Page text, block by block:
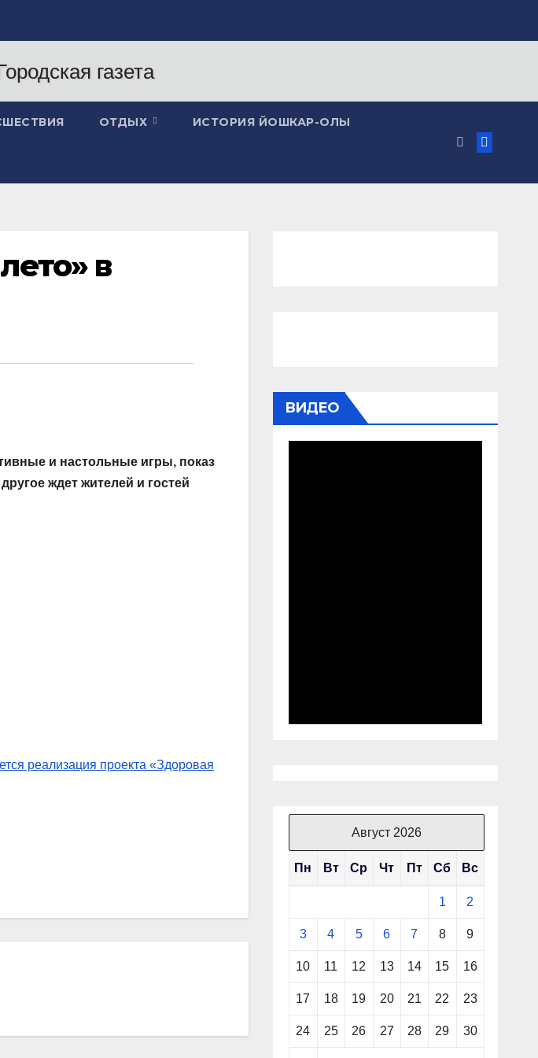
ОТДЫХ ИСТОРИЯ ЙОШКАР-ОЛЫ
в
и настольные игры, показ
ждет жителей и гостей
реализация проекта «Здоровая
ВИДЕО
Август 2026
Пн Вт Ср Чт Пт Сб Вс
1 2
3 4 5 6 7 8 9
10 11 12 13 14 15 16
17 18 19 20 21 22 23
24 25 26 27 28 29 30